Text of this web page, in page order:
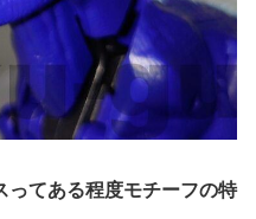
ってある程度モチーフの特